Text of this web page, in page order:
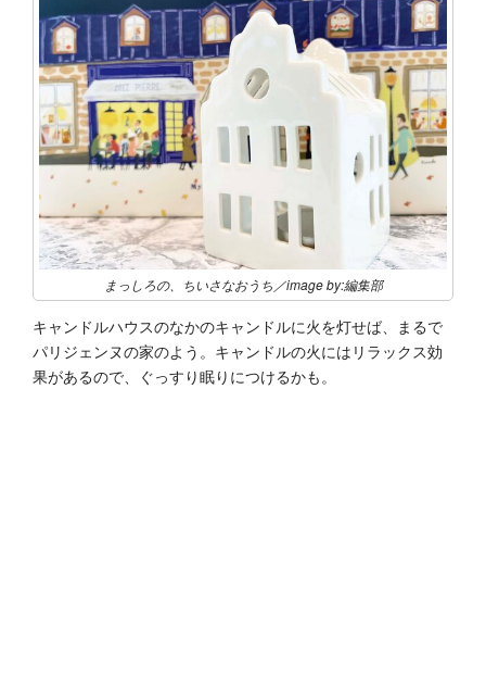
まっしろの、ちいさなおうち／image by:編集部
キャンドルハウスのなかのキャンドルに火を灯せば、まるで
パリジェンヌの家のよう。キャンドルの火にはリラックス効
果があるので、ぐっすり眠りにつけるかも。